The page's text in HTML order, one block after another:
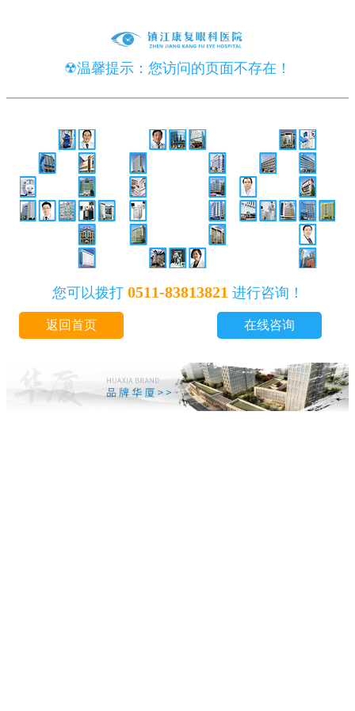
☢温馨提示：您访问的页面不存在！
您可以拨打 0511-83813821 进行咨询！
返回首页 在线咨询